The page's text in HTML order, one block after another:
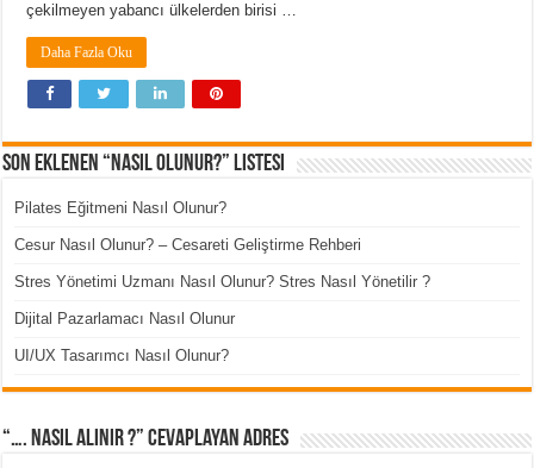
çekilmeyen yabancı ülkelerden birisi …
Daha Fazla Oku
Son Eklenen “Nasıl Olunur?” Listesi
Pilates Eğitmeni Nasıl Olunur?
Cesur Nasıl Olunur? – Cesareti Geliştirme Rehberi
Stres Yönetimi Uzmanı Nasıl Olunur? Stres Nasıl Yönetilir ?
Dijital Pazarlamacı Nasıl Olunur
UI/UX Tasarımcı Nasıl Olunur?
“…. Nasıl Alınır ?” cevaplayan adres